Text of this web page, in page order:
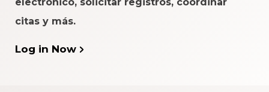
citas y más.
Log in Now